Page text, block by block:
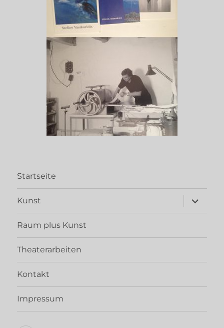
Startseite
Kunst
öffnen
Raum plus Kunst
Theaterarbeiten
Kontakt
Impressum